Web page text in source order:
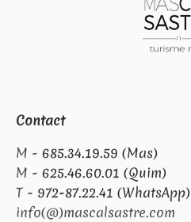
Contact
M - 685.34.19.59 (Mas)
M - 625.46.60.01 (Quim)
T - 972-87.22.41 (WhatsApp)
info(@)mascalsastre.com